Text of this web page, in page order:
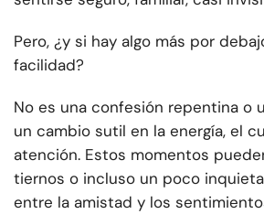
Pero, ¿y si hay algo más por
facilidad?
No es una confesión repentina o
un cambio sutil en la energía, el
atención. Estos momentos
tiernos o incluso un poco
entre la amistad y los